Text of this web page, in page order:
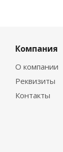
Компания
О компании
Реквизиты
Контакты